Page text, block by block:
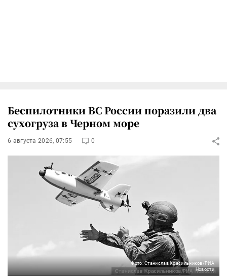
Беспилотники ВС России поразили два
сухогруза в Черном море
6 августа 2026, 07:55 0
Фото: Станислав Красильников/РИА
Новости